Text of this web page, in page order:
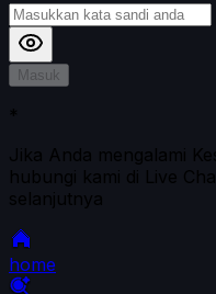
Masuk
*
Jika Anda mengalami
hubungi kami di Live
selanjutnya
home